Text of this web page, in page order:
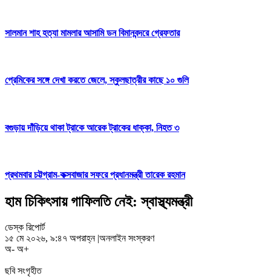
সালমান শাহ হত্যা মামলার আসামি ডন বিমানবন্দরে গ্রেফতার
প্রেমিকের সঙ্গে দেখা করতে জেলে, স্কুলছাত্রীর কাছে ১০ গুলি
বগুড়ায় দাঁড়িয়ে থাকা ট্রাকে আরেক ট্রাকের ধাক্কা, নিহত ৩
প্রথমবার চট্টগ্রাম-কক্সবাজার সফরে প্রধানমন্ত্রী তারেক রহমান
হাম চিকিৎসায় গাফিলতি নেই: স্বাস্থ্যমন্ত্রী
ডেস্ক রিপোর্ট
১৫ মে ২০২৬, ৯:৪৭ অপরাহ্ন |অনলাইন সংস্করণ
অ- অ+
ছবি সংগৃহীত